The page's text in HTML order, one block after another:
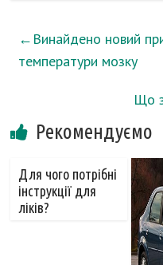
← Винайдено новий
температури мозку
Що
Рекомендуємо
Для чого потрібні
інструкції для
ліків?